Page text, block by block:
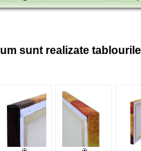
um sunt realizate